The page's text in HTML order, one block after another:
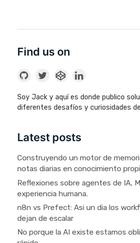
Find us on
Soy Jack y aquí es donde publico
diferentes desafíos y curiosidades
Latest posts
Construyendo un motor de
notas diarias en conocimiento
Reflexiones sobre agentes de IA,
experiencia humana.
n8n vs Prefect: Asi un dia los
dejan de escalar
No porque la AI existe estamos